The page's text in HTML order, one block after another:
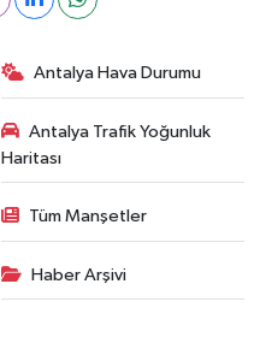
Antalya Hava Durumu
Antalya Trafik Yoğunluk
Haritası
Tüm Manşetler
Haber Arşivi